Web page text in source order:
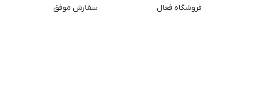
فروشگاه فعال سفارش موفق